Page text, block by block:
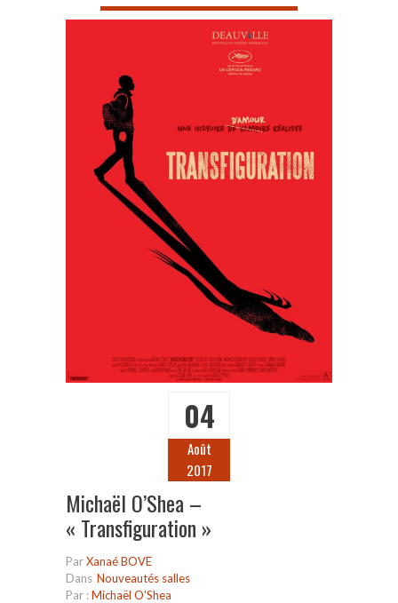
04
Août
2017
Michaël O’Shea –
« Transfiguration »
ParXanaé BOVE
Dans Nouveautés salles
Par :Michaël O'Shea